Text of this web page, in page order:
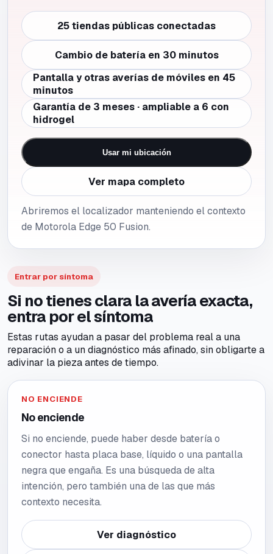
25 tiendas públicas conectadas
Cambio de batería en 30 minutos
Pantalla y otras averías de móviles en 45
minutos
Garantía de 3 meses · ampliable a 6 con
hidrogel
Usar mi ubicación
Ver mapa completo
Abriremos el localizador manteniendo el contexto
de Motorola Edge 50 Fusion.
Entrar por síntoma
Si no tienes clara la avería exacta,
entra por el síntoma
Estas rutas ayudan a pasar del problema real a una
reparación o a un diagnóstico más afinado, sin obligarte a
adivinar la pieza antes de tiempo.
NO ENCIENDE
No enciende
Si no enciende, puede haber desde batería o
conector hasta placa base, líquido o una pantalla
negra que engaña. Es una búsqueda de alta
intención, pero también una de las que más
contexto necesita.
Ver diagnóstico